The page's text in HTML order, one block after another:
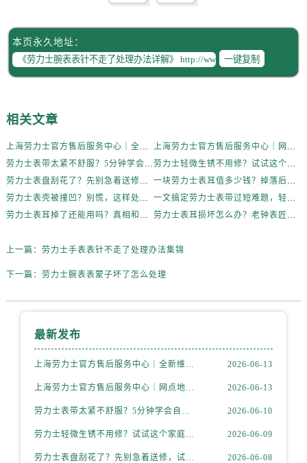
本页永久地址：
一键复制
相关文章
上一篇： 劳力士手表表针不走了处理办法集锦
下一篇： 劳力士腕表表蒙子坏了怎么处理
最新发布
2026-06-13
2026-06-13
2026-06-10
2026-06-09
2026-06-08